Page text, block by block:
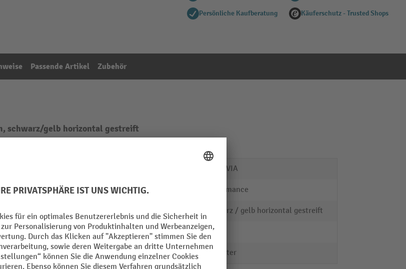
Persönliche Kaufberatung Käuferschutz - Trusted Shops
Passende Artikel Zubehör
schwarz/gelb horizontal gestreift
MORAVIA
Segment Performance
Wandgurt Farbe schwarz / gelb horizontal gestreift
Wandgurt Länge 3 m
Wandgurt Material Polyester